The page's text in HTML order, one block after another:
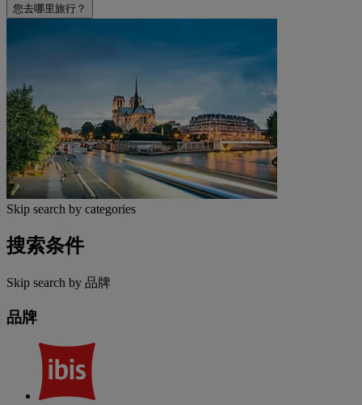
您去哪里旅行？
Skip search by categories
搜索条件
Skip search by 品牌
品牌